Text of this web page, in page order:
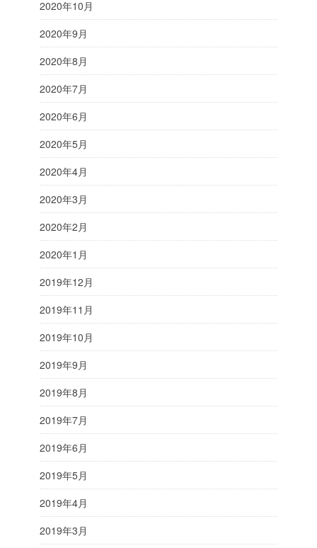
2020年10月
2020年9月
2020年8月
2020年7月
2020年6月
2020年5月
2020年4月
2020年3月
2020年2月
2020年1月
2019年12月
2019年11月
2019年10月
2019年9月
2019年8月
2019年7月
2019年6月
2019年5月
2019年4月
2019年3月